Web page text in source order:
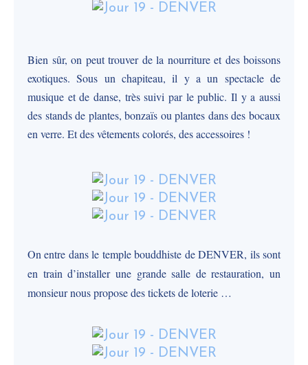
Bien sûr, on peut trouver de la nourriture et des boissons
exotiques. Sous un chapiteau, il y a un spectacle de
musique et de danse, très suivi par le public. Il y a aussi
des stands de plantes, bonzaïs ou plantes dans des bocaux
en verre. Et des vêtements colorés, des accessoires !
On entre dans le temple bouddhiste de DENVER, ils sont
en train d’installer une grande salle de restauration, un
monsieur nous propose des tickets de loterie …